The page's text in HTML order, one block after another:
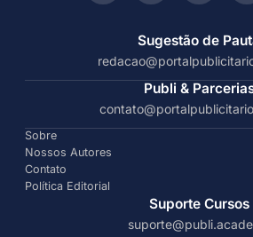
Sugestão de
Publi &
Sobre
Nossos Autores
Contato
Política Editorial
Suporte Cursos